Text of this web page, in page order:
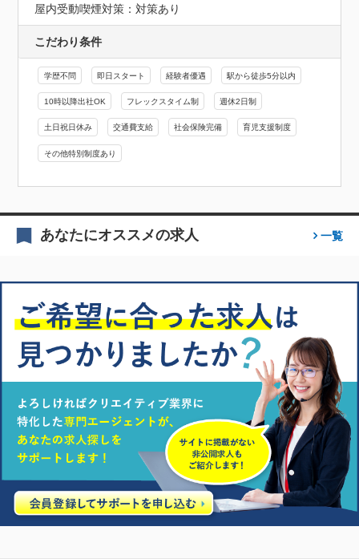
屋内受動喫煙対策：対策あり
こだわり条件
学歴不問 即日スタート 経験者優遇 駅から徒歩5分以内
10時以降出社OK フレックスタイム制 週休2日制
土日祝日休み 交通費支給 社会保険完備 育児支援制度
その他特別制度あり
あなたにオススメの求人 一覧